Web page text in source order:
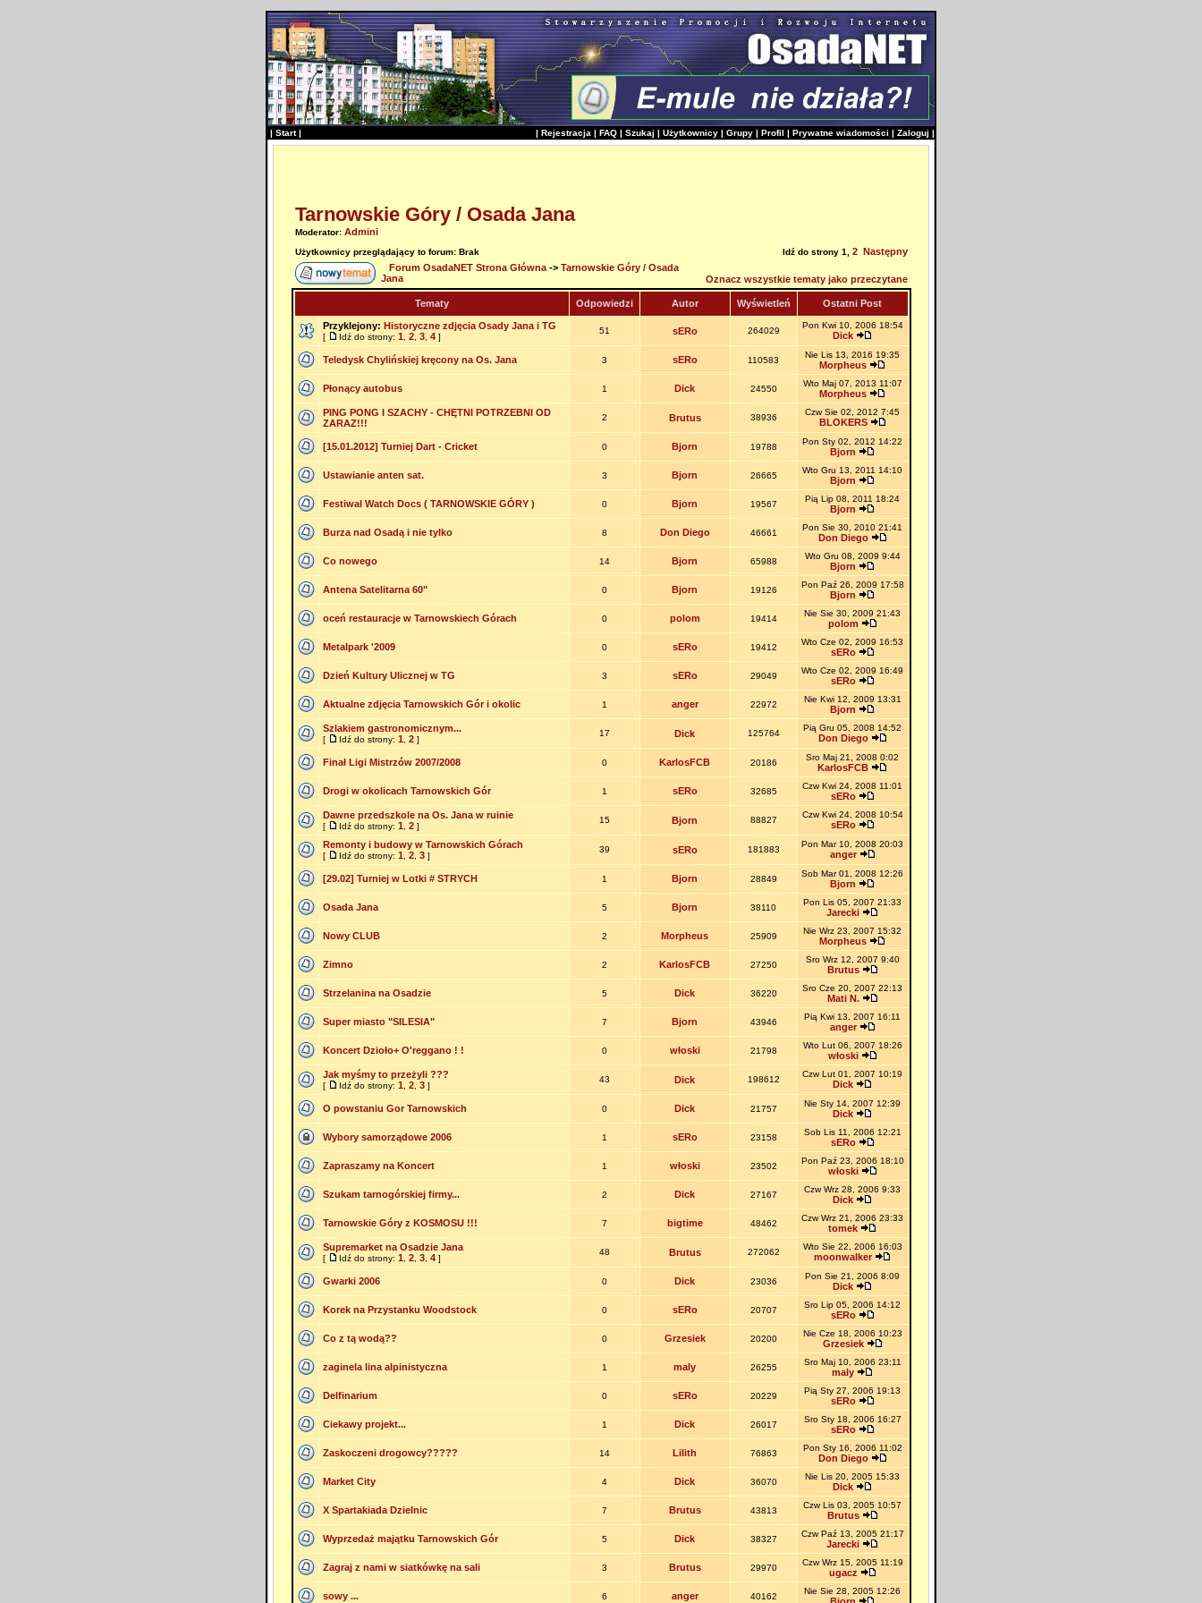
| Start| | Rejestracja | FAQ | Szukaj | Użytkownicy | Grupy | Profil | Prywatne wiadomości | Zaloguj |
Tarnowskie Góry / Osada Jana
Moderator: Admini
Użytkownicy przeglądający to forum: Brak Idź do strony 1 2 Następny
Forum OsadaNET Strona Główna-> Tarnowskie Góry / Osada
Jana
Oznacz wszystkie tematy jako przeczytane
Tematy Odpowiedzi Autor Wyświetleń Ostatni Post
Przyklejony: Historyczne zdjęcia Osady Jana i TG
[ Idź do strony: 1, 2, 3, 4]
51 sERo 264029
Pon Kwi 10, 2006 18:54
Dick
Teledysk Chylińskiej kręcony na Os. Jana 3 sERo 110583
Nie Lis 13, 2016 19:35
Morpheus
Płonący autobus 1 Dick 24550
Wto Maj 07, 2013 11:07
Morpheus
PING PONG I SZACHY - CHĘTNI POTRZEBNI OD
ZARAZ!!!
2 Brutus 38936
Czw Sie 02, 2012 7:45
BLOKERS
[15.01.2012] Turniej Dart - Cricket 0 Bjorn 19788
Pon Sty 02, 2012 14:22
Bjorn
Ustawianie anten sat. 3 Bjorn 26665
Wto Gru 13, 2011 14:10
Bjorn
Festiwal Watch Docs ( TARNOWSKIE GÓRY ) 0 Bjorn 19567
Pią Lip 08, 2011 18:24
Bjorn
Burza nad Osadą i nie tylko 8 Don Diego 46661
Pon Sie 30, 2010 21:41
Don Diego
Co nowego 14 Bjorn 65988
Wto Gru 08, 2009 9:44
Bjorn
Antena Satelitarna 60" 0 Bjorn 19126
Pon Paź 26, 2009 17:58
Bjorn
oceń restauracje w Tarnowskiech Górach 0 polom 19414
Nie Sie 30, 2009 21:43
polom
Metalpark '2009 0 sERo 19412
Wto Cze 02, 2009 16:53
sERo
Dzień Kultury Ulicznej w TG 3 sERo 29049
Wto Cze 02, 2009 16:49
sERo
Aktualne zdjęcia Tarnowskich Gór i okolic 1 anger 22972
Nie Kwi 12, 2009 13:31
Bjorn
Szlakiem gastronomicznym...
[ Idź do strony: 1, 2]
17 Dick 125764
Pią Gru 05, 2008 14:52
Don Diego
Finał Ligi Mistrzów 2007/2008 0 KarlosFCB 20186
Sro Maj 21, 2008 0:02
KarlosFCB
Drogi w okolicach Tarnowskich Gór 1 sERo 32685
Czw Kwi 24, 2008 11:01
sERo
Dawne przedszkole na Os. Jana w ruinie
[ Idź do strony: 1, 2]
15 Bjorn 88827
Czw Kwi 24, 2008 10:54
sERo
Remonty i budowy w Tarnowskich Górach
[ Idź do strony: 1, 2, 3]
39 sERo 181883
Pon Mar 10, 2008 20:03
anger
[29.02] Turniej w Lotki # STRYCH 1 Bjorn 28849
Sob Mar 01, 2008 12:26
Bjorn
Osada Jana 5 Bjorn 38110
Pon Lis 05, 2007 21:33
Jarecki
Nowy CLUB 2 Morpheus 25909
Nie Wrz 23, 2007 15:32
Morpheus
Zimno 2 KarlosFCB 27250
Sro Wrz 12, 2007 9:40
Brutus
Strzelanina na Osadzie 5 Dick 36220
Sro Cze 20, 2007 22:13
Mati N.
Super miasto "SILESIA" 7 Bjorn 43946
Pią Kwi 13, 2007 16:11
anger
Koncert Dzioło+ O'reggano ! ! 0 włoski 21798
Wto Lut 06, 2007 18:26
włoski
Jak myśmy to przeżyli ???
[ Idź do strony: 1, 2, 3]
43 Dick 198612
Czw Lut 01, 2007 10:19
Dick
O powstaniu Gor Tarnowskich 0 Dick 21757
Nie Sty 14, 2007 12:39
Dick
Wybory samorządowe 2006 1 sERo 23158
Sob Lis 11, 2006 12:21
sERo
Zapraszamy na Koncert 1 włoski 23502
Pon Paź 23, 2006 18:10
włoski
Szukam tarnogórskiej firmy... 2 Dick 27167
Czw Wrz 28, 2006 9:33
Dick
Tarnowskie Góry z KOSMOSU !!! 7 bigtime 48462
Czw Wrz 21, 2006 23:33
tomek
Supremarket na Osadzie Jana
[ Idź do strony: 1, 2, 3, 4]
48 Brutus 272062
Wto Sie 22, 2006 16:03
moonwalker
Gwarki 2006 0 Dick 23036
Pon Sie 21, 2006 8:09
Dick
Korek na Przystanku Woodstock 0 sERo 20707
Sro Lip 05, 2006 14:12
sERo
Co z tą wodą?? 0 Grzesiek 20200
Nie Cze 18, 2006 10:23
Grzesiek
zaginela lina alpinistyczna 1 maly 26255
Sro Maj 10, 2006 23:11
maly
Delfinarium 0 sERo 20229
Pią Sty 27, 2006 19:13
sERo
Ciekawy projekt... 1 Dick 26017
Sro Sty 18, 2006 16:27
sERo
Zaskoczeni drogowcy????? 14 Lilith 76863
Pon Sty 16, 2006 11:02
Don Diego
Market City 4 Dick 36070
Nie Lis 20, 2005 15:33
Dick
X Spartakiada Dzielnic 7 Brutus 43813
Czw Lis 03, 2005 10:57
Brutus
Wyprzedaż majątku Tarnowskich Gór 5 Dick 38327
Czw Paź 13, 2005 21:17
Jarecki
Zagraj z nami w siatkówkę na sali 3 Brutus 29970
Czw Wrz 15, 2005 11:19
ugacz
sowy ... 6 anger 40162
Nie Sie 28, 2005 12:26